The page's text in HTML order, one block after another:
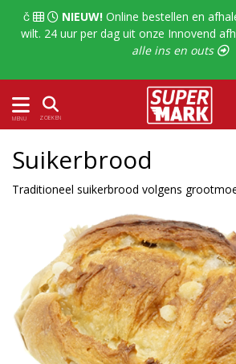
   NIEUW!Online bestellen en
wilt. 24 uur per dag uit onze Innovend
alle ins en outs 
MENU ZOEKEN
Suikerbrood
Traditioneel suikerbrood volgens